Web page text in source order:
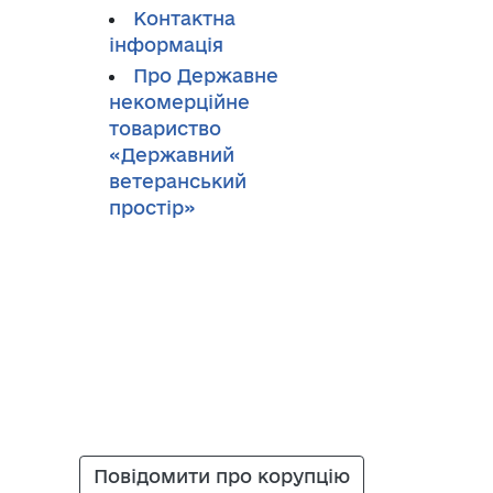
Контактна
інформація
Про Державне
некомерційне
товариство
«Державний
ветеранський
простір»
Повідомити про корупцію